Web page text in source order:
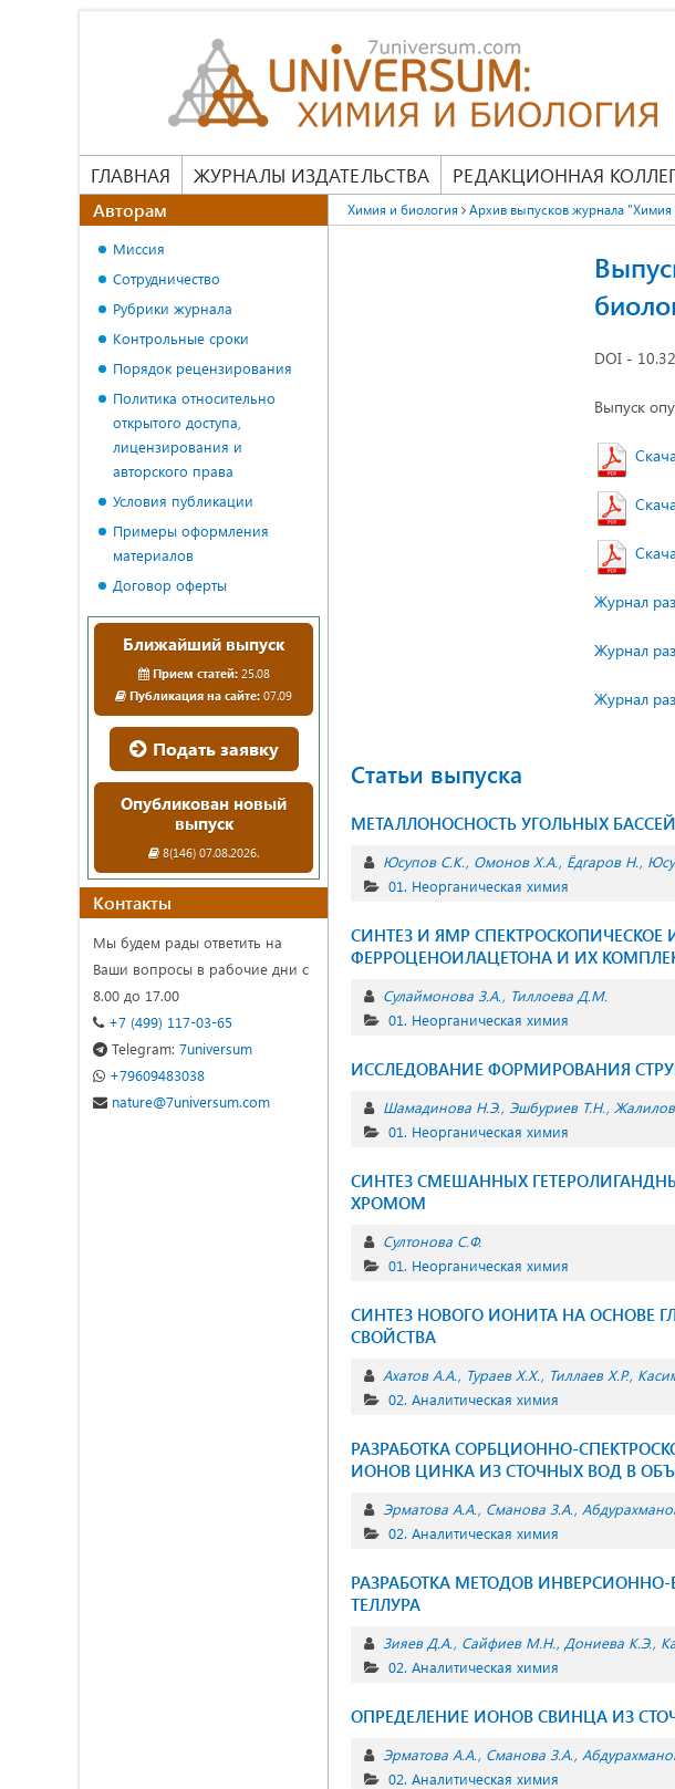
ГЛАВНАЯ ЖУРНАЛЫ ИЗДАТЕЛЬСТВА РЕДАКЦИОННАЯ
Химия и биология Архив выпусков журнала "Химия
DOI -
Выпуск
Журнал
Журнал
Журнал
Статьи выпуска
МЕТАЛЛОНОСНОСТЬ УГОЛЬНЫХ
Юсупов С.К. Омонов Х.А. Ёдгаров Н.
01. Неорганическая химия
СИНТЕЗ И ЯМР
ФЕРРОЦЕНОИЛАЦЕТОНА И ИХ
Сулаймонова З.А. Тиллоева Д.М.
01. Неорганическая химия
ИССЛЕДОВАНИЕ ФОРМИРОВАНИЯ
Шамадинова Н.Э. Эшбуриев Т.Н.
01. Неорганическая химия
СИНТЕЗ СМЕШАННЫХ
ХРОМОМ
Султонова С.Ф.
01. Неорганическая химия
СИНТЕЗ НОВОГО ИОНИТА НА ОСНОВЕ
СВОЙСТВА
Ахатов А.А. Тураев Х.Х. Тиллаев Х.Р.
02. Аналитическая химия
РАЗРАБОТКА СОРБЦИОННО-
ИОНОВ ЦИНКА ИЗ СТОЧНЫХ ВОД В
Эрматова А.А. Сманова З.А.
02. Аналитическая химия
РАЗРАБОТКА МЕТОДОВ
ТЕЛЛУРА
Зияев Д.А. Сайфиев М.Н. Дониева К.Э.
02. Аналитическая химия
ОПРЕДЕЛЕНИЕ ИОНОВ СВИНЦА ИЗ
Эрматова А.А. Сманова З.А.
02. Аналитическая химия
Авторам
Миссия
Сотрудничество
Рубрики журнала
Контрольные сроки
Порядок рецензирования
Политика относительно
открытого доступа,
лицензирования и
авторского права
Условия публикации
Примеры оформления
материалов
Договор оферты
Ближайший выпуск
Прием статей:25.08
Публикация на сайте: 07.09
Подать заявку
Опубликован новый
выпуск
8(146) 07.08.2026.
Контакты
Мы будем рады ответить на
Ваши вопросы в рабочие дни с
8.00 до 17.00
+7 (499) 117-03-65
Telegram: 7universum
+79609483038
nature@7universum.com